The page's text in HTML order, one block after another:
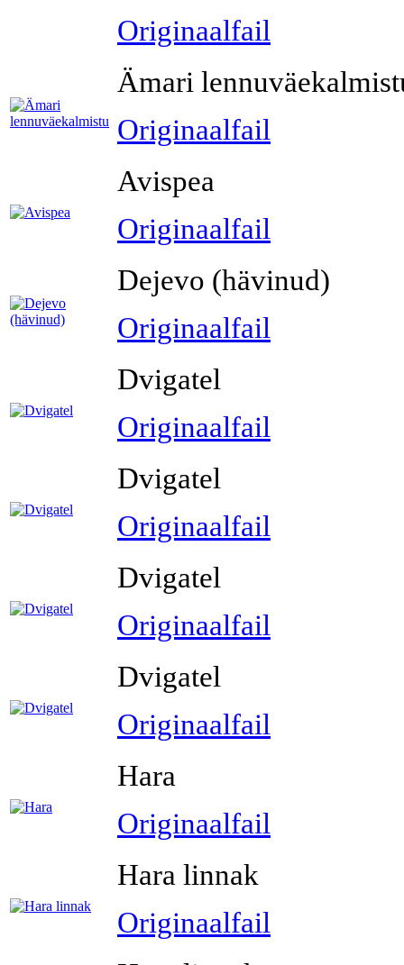
Originaalfail
Ämari
Originaalfail
Avispea
Originaalfail
Dejevo (hävinud)
Originaalfail
Dvigatel
Originaalfail
Dvigatel
Originaalfail
Dvigatel
Originaalfail
Dvigatel
Originaalfail
Hara
Originaalfail
Hara linnak
Originaalfail